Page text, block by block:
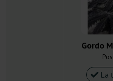
Gordo
La